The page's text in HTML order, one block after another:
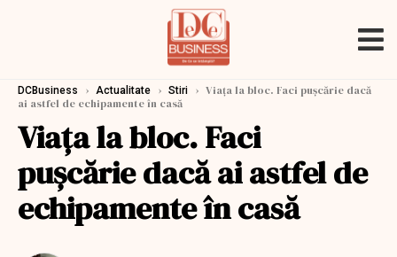
DCBusiness › Actualitate › Stiri › Viața la bloc. Faci pușcărie dacă
ai astfel de echipamente în casă
Viața la bloc. Faci
pușcărie dacă ai astfel de
echipamente în casă